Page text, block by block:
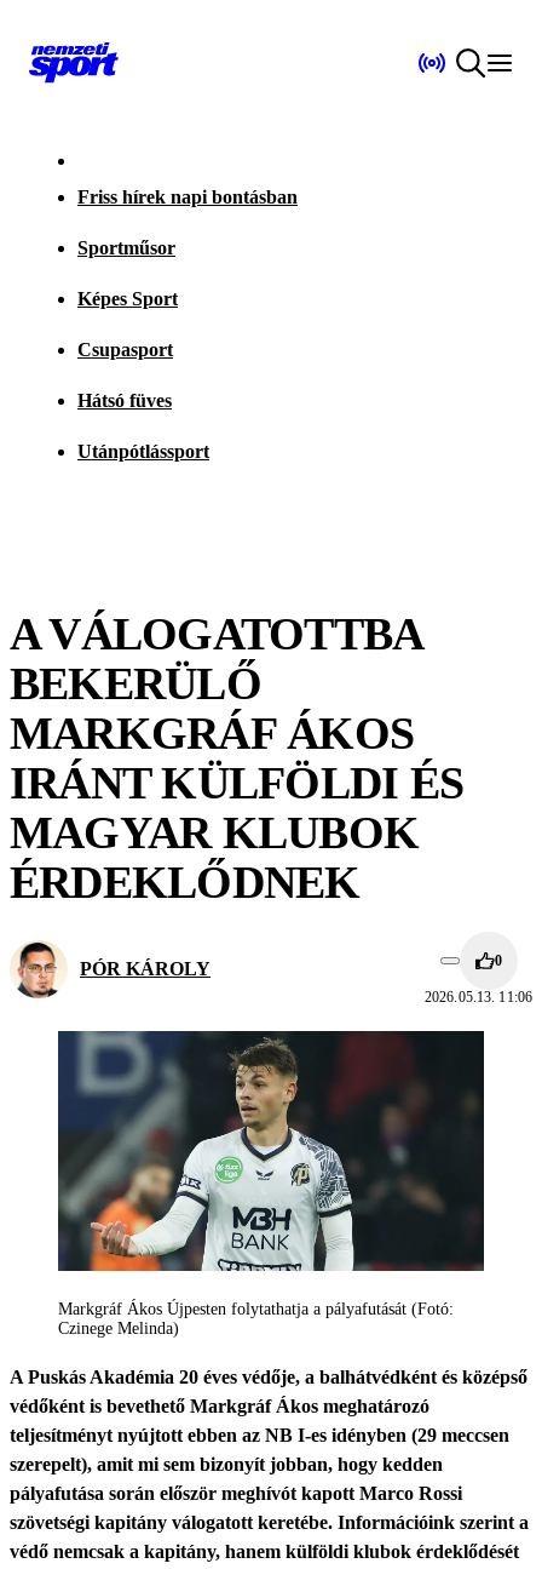
Friss hírek napi bontásban
Sportműsor
Képes Sport
Csupasport
Hátsó füves
Utánpótlássport
A VÁLOGATOTTBA
BEKERÜLŐ
MARKGRÁF ÁKOS
IRÁNT KÜLFÖLDI ÉS
MAGYAR KLUBOK
ÉRDEKLŐDNEK
PÓR KÁROLY 0
2026.05.13. 11:06
Markgráf Ákos Újpesten folytathatja a pályafutását (Fotó:
Czinege Melinda)
A Puskás Akadémia 20 éves védője, a balhátvédként és középső
védőként is bevethető Markgráf Ákos meghatározó
teljesítményt nyújtott ebben az NB I-es idényben (29 meccsen
szerepelt), amit mi sem bizonyít jobban, hogy kedden
pályafutása során először meghívót kapott Marco Rossi
szövetségi kapitány válogatott keretébe. Információink szerint a
védő nemcsak a kapitány, hanem külföldi klubok érdeklődését